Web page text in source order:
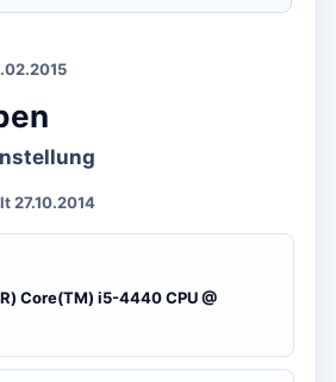
27.10.2014
Core(TM) i5-4440 CPU @